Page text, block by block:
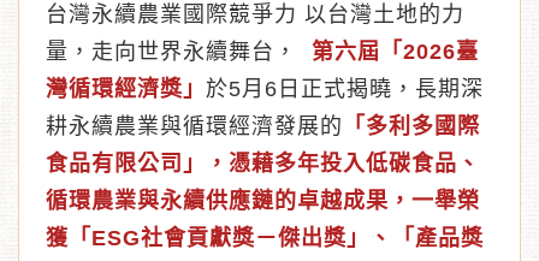
台灣永續農業國際競爭力 以台灣土地的力
量，走向世界永續舞台，第六屆「2026臺
灣循環經濟獎」 於5月6日正式揭曉，長期深
耕永續農業與循環經濟發展的
「多利多國際
食品有限公司」，憑藉多年投入低碳食品、
循環農業與永續供應鏈的卓越成果，一舉榮
獲「ESG社會貢獻獎－傑出獎」、「產品獎